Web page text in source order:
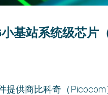
基站系统级芯片
提供商比科奇（